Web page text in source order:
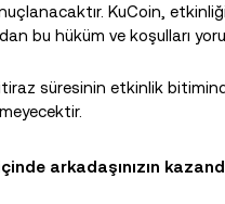
KuCoin,
bu hüküm ve koşulları
itiraz süresinin etkinlik
arkadaşınızın